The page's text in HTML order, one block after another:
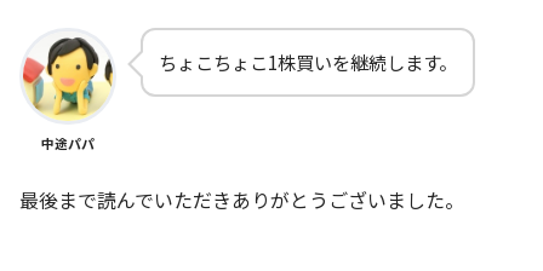
中途パパ
ちょこちょこ1株買いを継続します。
最後まで読んでいただきありがとうございました。